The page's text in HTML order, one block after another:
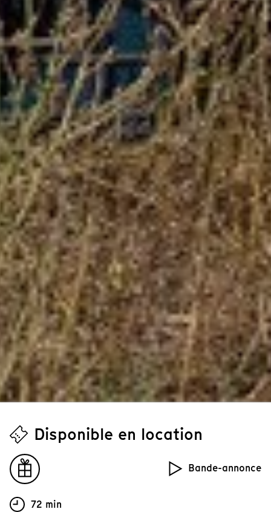
Disponible en location
Bande-annonce
72 min